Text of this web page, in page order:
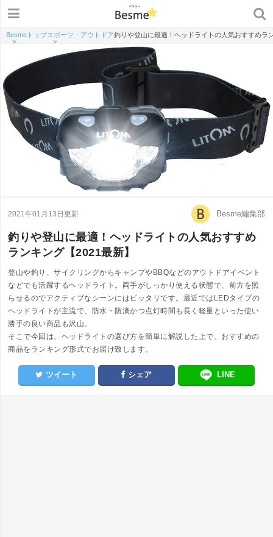
Besmeトップ
>
スポーツ・アウトドア
>
釣りや登山に最適！ヘッドライトの人気おすすめラ
2021年01月13日更新 Besme編集部
釣りや登山に最適！ヘッドライトの人気おすすめ
ランキング【2021最新】
登山や釣り、サイクリングからキャンプやBBQなどのアウトドアイベント
などでも活躍するヘッドライト。両手がしっかり使える状態で、前方を照
らせるのでアクティブなシーンにはピッタリです。最近ではLEDタイプの
ヘッドライトが主流で、防水・防滴かつ点灯時間も長く軽量といった使い
勝手の良い商品も沢山。
そこで今回は、ヘッドライトの選び方を簡単に解説した上で、おすすめの
商品をランキング形式でお届け致します。
ツイート シェア LINE